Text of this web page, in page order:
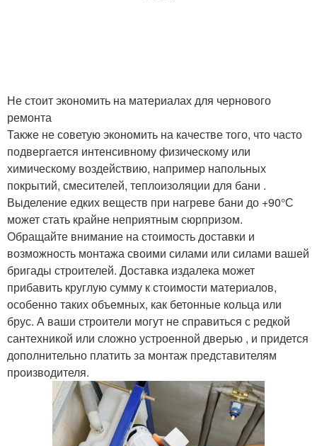
Не стоит экономить на материалах для чернового
ремонта
Также не советую экономить на качестве того, что часто
подвергается интенсивному физическому или
химическому воздействию, например напольных
покрытий, смесителей, теплоизоляции для бани .
Выделение едких веществ при нагреве бани до +90°С
может стать крайне неприятным сюрпризом.
Обращайте внимание на стоимость доставки и
возможность монтажа своими силами или силами вашей
бригады строителей. Доставка издалека может
прибавить круглую сумму к стоимости материалов,
особенно таких объемных, как бетонные кольца или
брус. А ваши строители могут не справиться с редкой
сантехникой или сложно устроенной дверью , и придется
дополнительно платить за монтаж представителям
производителя.